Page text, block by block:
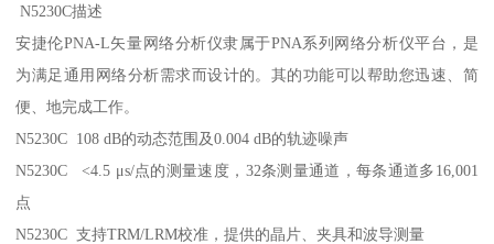
N5230C描述
安捷伦PNA-L矢量网络分析仪隶属于PNA系列网络分析仪平台，是
为满足通用网络分析需求而设计的。其的功能可以帮助您迅速、简
便、地完成工作。
N5230C 108 dB的动态范围及0.004 dB的轨迹噪声
N5230C <4.5 μs/点的测量速度，32条测量通道，每条通道多16,001
点
N5230C 支持TRM/LRM校准，提供的晶片、夹具和波导测量